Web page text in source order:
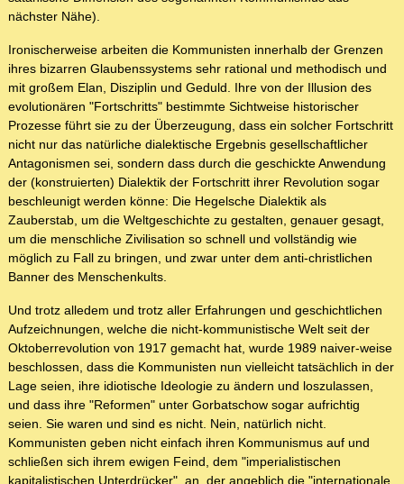
nächster Nähe).
Ironischerweise arbeiten die Kommunisten innerhalb der Grenzen
ihres bizarren Glaubenssystems sehr rational und methodisch und
mit großem Elan, Disziplin und Geduld. Ihre von der Illusion des
evolutionären "Fortschritts" bestimmte Sichtweise historischer
Prozesse führt sie zu der Überzeugung, dass ein solcher Fortschritt
nicht nur das natürliche dialektische Ergebnis gesellschaftlicher
Antagonismen sei, sondern dass durch die geschickte Anwendung
der (konstruierten) Dialektik der Fortschritt ihrer Revolution sogar
beschleunigt werden könne: Die Hegelsche Dialektik als
Zauberstab, um die Weltgeschichte zu gestalten, genauer gesagt,
um die menschliche Zivilisation so schnell und vollständig wie
möglich zu Fall zu bringen, und zwar unter dem anti-christlichen
Banner des Menschenkults.
Und trotz alledem und trotz aller Erfahrungen und geschichtlichen
Aufzeichnungen, welche die nicht-kommunistische Welt seit der
Oktoberrevolution von 1917 gemacht hat, wurde 1989 naiver-weise
beschlossen, dass die Kommunisten nun vielleicht tatsächlich in der
Lage seien, ihre idiotische Ideologie zu ändern und loszulassen,
und dass ihre "Reformen" unter Gorbatschow sogar aufrichtig
seien. Sie waren und sind es nicht. Nein, natürlich nicht.
Kommunisten geben nicht einfach ihren Kommunismus auf und
schließen sich ihrem ewigen Feind, dem "imperialistischen
kapitalistischen Unterdrücker", an, der angeblich die "internationale